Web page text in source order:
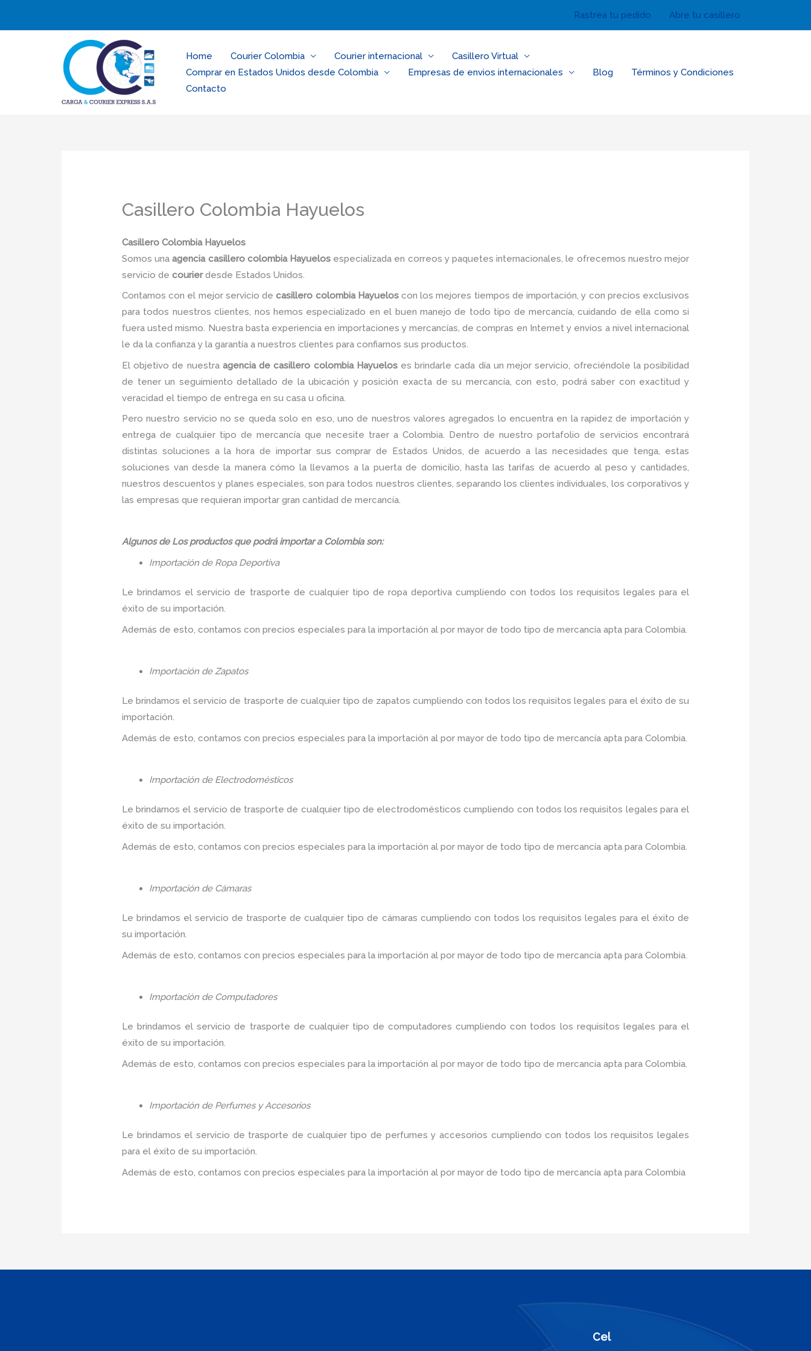
Rastrea tu pedido Abre tu casillero
Home Courier Colombia Courier internacional
Casillero Virtual
Comprar en Estados Unidos desde Colombia
Empresas de envios internacionales Blog
Términos y Condiciones
Contacto
Casillero Colombia Hayuelos
Casillero Colombia Hayuelos
Somos unaagencia casillero colombia Hayuelos especializada en correos y paquetes internacionales, le ofrecemos nuestro mejor
servicio de courierdesde Estados Unidos.
Contamos con el mejor servicio decasillero colombia Hayueloscon los mejores tiempos de importación, y con precios exclusivos
para todos nuestros clientes, nos hemos especializado en el buen manejo de todo tipo de mercancía, cuidando de ella como si
fuera usted mismo. Nuestra basta experiencia en importaciones y mercancías, de compras en Internet y envíos a nivel internacional
le da la confianza y la garantía a nuestros clientes para confiarnos sus productos.
El objetivo de nuestra agencia de casillero colombia Hayueloses brindarle cada día un mejor servicio, ofreciéndole la posibilidad
de tener un seguimiento detallado de la ubicación y posición exacta de su mercancía, con esto, podrá saber con exactitud y
veracidad el tiempo de entrega en su casa u oficina.
Pero nuestro servicio no se queda solo en eso, uno de nuestros valores agregados lo encuentra en la rapidez de importación y
entrega de cualquier tipo de mercancía que necesite traer a Colombia. Dentro de nuestro portafolio de servicios encontrará
distintas soluciones a la hora de importar sus comprar de Estados Unidos, de acuerdo a las necesidades que tenga, estas
soluciones van desde la manera cómo la llevamos a la puerta de domicilio, hasta las tarifas de acuerdo al peso y cantidades,
nuestros descuentos y planes especiales, son para todos nuestros clientes, separando los clientes individuales, los corporativos y
las empresas que requieran importar gran cantidad de mercancía.
Algunos de Los productos que podrá importar a Colombia son:
Importación de Ropa Deportiva
Le brindamos el servicio de trasporte de cualquier tipo de ropa deportiva cumpliendo con todos los requisitos legales para el
éxito de su importación.
Además de esto, contamos con precios especiales para la importación al por mayor de todo tipo de mercancía apta para Colombia.
Importación de Zapatos
Le brindamos el servicio de trasporte de cualquier tipo de zapatos cumpliendo con todos los requisitos legales para el éxito de su
importación.
Además de esto, contamos con precios especiales para la importación al por mayor de todo tipo de mercancía apta para Colombia.
Importación de Electrodomésticos
Le brindamos el servicio de trasporte de cualquier tipo de electrodomésticos cumpliendo con todos los requisitos legales para el
éxito de su importación.
Además de esto, contamos con precios especiales para la importación al por mayor de todo tipo de mercancía apta para Colombia.
Importación de Cámaras
Le brindamos el servicio de trasporte de cualquier tipo de cámaras cumpliendo con todos los requisitos legales para el éxito de
su importación.
Además de esto, contamos con precios especiales para la importación al por mayor de todo tipo de mercancía apta para Colombia.
Importación de Computadores
Le brindamos el servicio de trasporte de cualquier tipo de computadores cumpliendo con todos los requisitos legales para el
éxito de su importación.
Además de esto, contamos con precios especiales para la importación al por mayor de todo tipo de mercancía apta para Colombia.
Importación de Perfumes y Accesorios
Le brindamos el servicio de trasporte de cualquier tipo de perfumes y accesorios cumpliendo con todos los requisitos legales
para el éxito de su importación.
Además de esto, contamos con precios especiales para la importación al por mayor de todo tipo de mercancía apta para Colombia
Cel